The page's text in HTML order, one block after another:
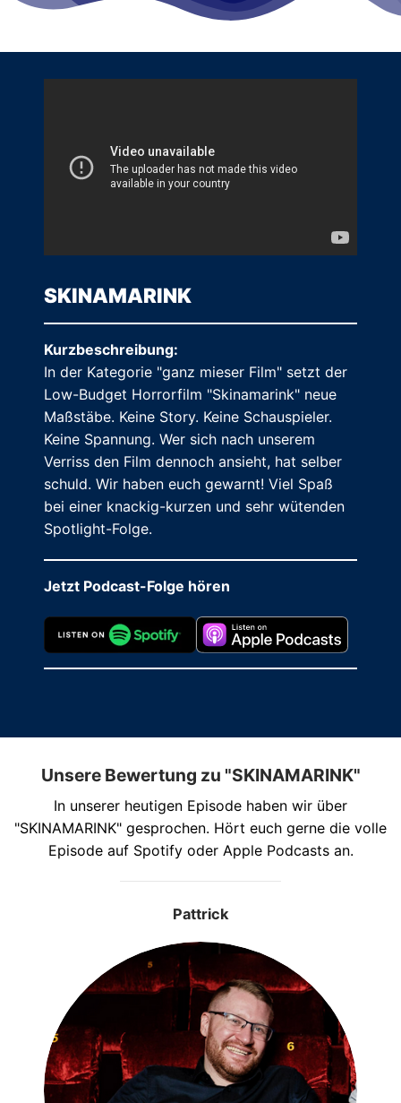
SKINAMARINK
Kurzbeschreibung:
In der Kategorie "ganz mieser Film" setzt der
Low-Budget Horrorfilm "Skinamarink" neue
Maßstäbe. Keine Story. Keine Schauspieler.
Keine Spannung. Wer sich nach unserem
Verriss den Film dennoch ansieht, hat selber
schuld. Wir haben euch gewarnt! Viel Spaß
bei einer knackig-kurzen und sehr wütenden
Spotlight-Folge.
Jetzt Podcast-Folge hören
Unsere Bewertung zu "SKINAMARINK"
In unserer heutigen Episode haben wir über
"SKINAMARINK" gesprochen. Hört euch gerne die volle
Episode auf Spotify oder Apple Podcasts an.
Pattrick